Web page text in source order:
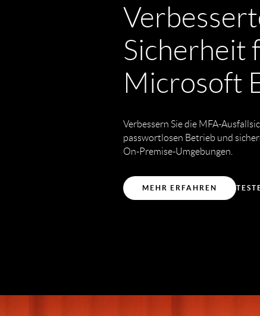
Sicherheit
Microsoft
Verbessern Sie die MFA-
passwortlosen Betrieb und
On-Premise-Umgebungen.
MEHR ERFAHREN